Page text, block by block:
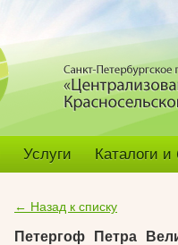
Услуги Каталоги
← Назад к списку
Петергоф Петра